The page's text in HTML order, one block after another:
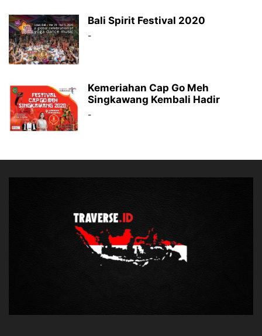
Bali Spirit Festival 2020
-
Kemeriahan Cap Go Meh
Singkawang Kembali Hadir
-